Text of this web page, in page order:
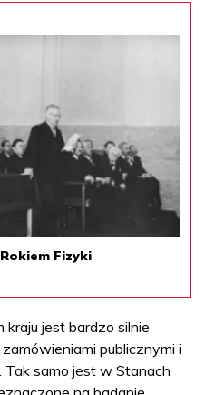
Fizyki
jest bardzo silnie
publicznymi i
samo jest w Stanach